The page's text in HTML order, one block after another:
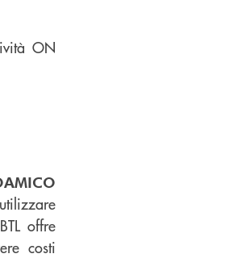
ON
offre
costi